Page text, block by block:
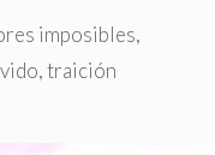
imposibles,
,traición